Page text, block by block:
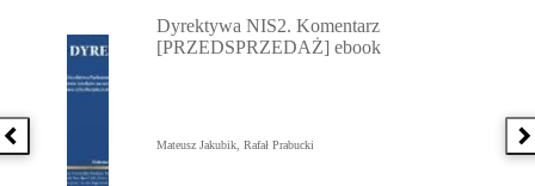
Poprzednia książka
Dyrektywa NIS2. Komentarz
[PRZEDSPRZEDAŻ] ebook
Mateusz Jakubik, Rafał Prabucki